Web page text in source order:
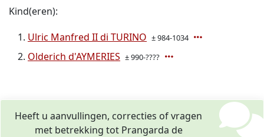
Kind(eren):
Ulric Manfred II di TURINO ± 984-1034
Olderich d'AYMERIES ± 990-????
Heeft u aanvullingen, correcties of vragen
met betrekking tot Prangarda de